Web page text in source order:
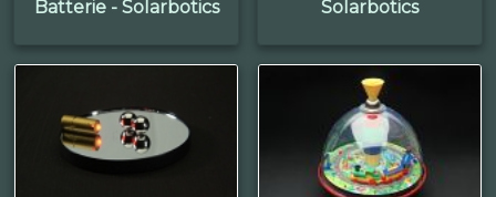
Batterie - Solarbotics
Solarbotics